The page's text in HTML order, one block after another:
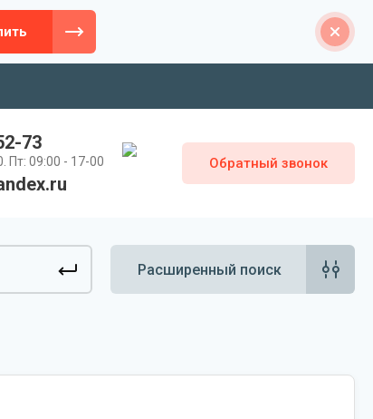
73
Пт: 09:00 - 17-00 Обратный звонок
Расширенный поиск